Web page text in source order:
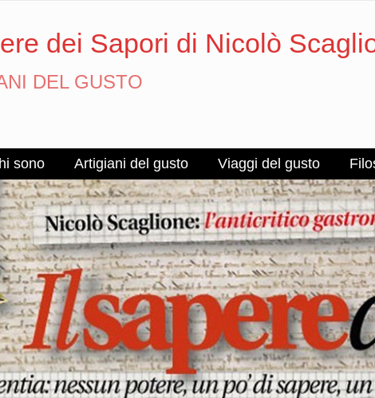
dei Sapori di Nicolò
DEL GUSTO
sono Artigiani del gusto Viaggi del gusto